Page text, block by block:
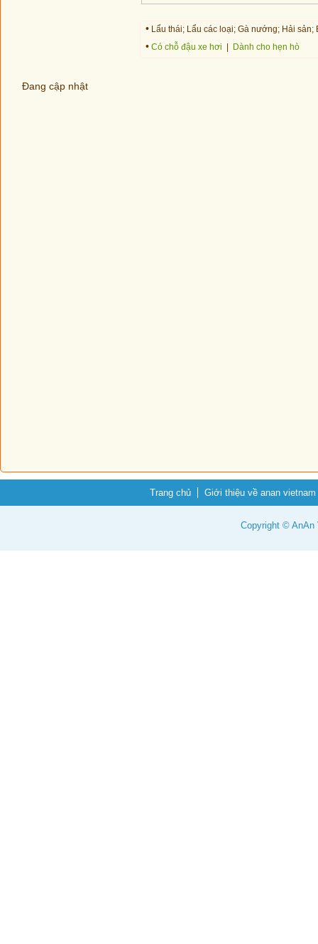
• Lẩu thái; Lẩu các loại; Gà nướng; Hải
• Có chỗ đậu xe hơi Dành cho hẹn hò
Đang cập nhật
Trang chủ Giới thiệu về anan vietnam
Copyright © AnAn